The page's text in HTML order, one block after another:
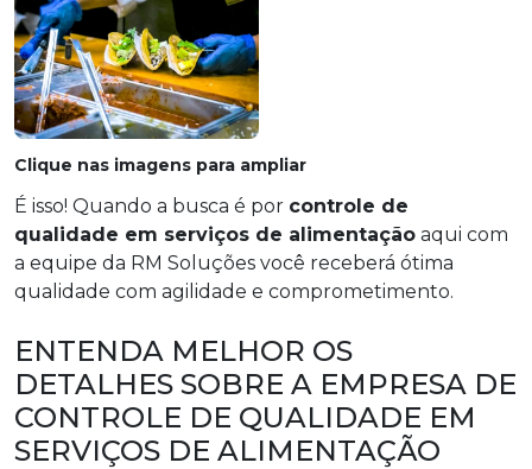
Clique nas imagens para ampliar
É isso! Quando a busca é por controle de
qualidade em serviços de alimentação aqui com
a equipe da RM Soluções você receberá ótima
qualidade com agilidade e comprometimento.
ENTENDA MELHOR OS
DETALHES SOBRE A EMPRESA DE
CONTROLE DE QUALIDADE EM
SERVIÇOS DE ALIMENTAÇÃO